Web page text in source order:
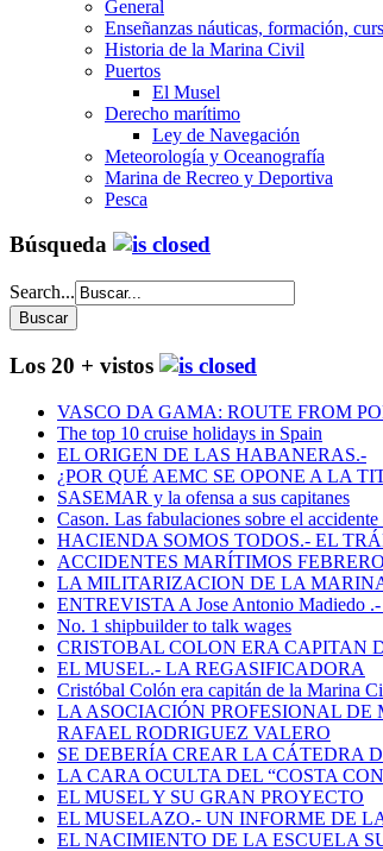
General
Enseñanzas náuticas, formación,
Historia de la Marina Civil
Puertos
El Musel
Derecho marítimo
Ley de Navegación
Meteorología y Oceanografía
Marina de Recreo y Deportiva
Pesca
Búsqueda
Search...
Los 20 + vistos
VASCO DA GAMA: ROUTE FROM
The top 10 cruise holidays in Spain
EL ORIGEN DE LAS HABANERAS.-
¿POR QUÉ AEMC SE OPONE A LA
SASEMAR y la ofensa a sus capitanes
Cason. Las fabulaciones sobre el
HACIENDA SOMOS TODOS.- EL
ACCIDENTES MARÍTIMOS
LA MILITARIZACION DE LA
ENTREVISTA A Jose Antonio
No. 1 shipbuilder to talk wages
CRISTOBAL COLON ERA CAPITAN
EL MUSEL.- LA REGASIFICADORA
Cristóbal Colón era capitán de la Marina
LA ASOCIACIÓN PROFESIONAL
RAFAEL RODRIGUEZ VALERO
SE DEBERÍA CREAR LA CÁTEDRA
LA CARA OCULTA DEL “COSTA
EL MUSEL Y SU GRAN PROYECTO
EL MUSELAZO.- UN INFORME DE
EL NACIMIENTO DE LA ESCUELA